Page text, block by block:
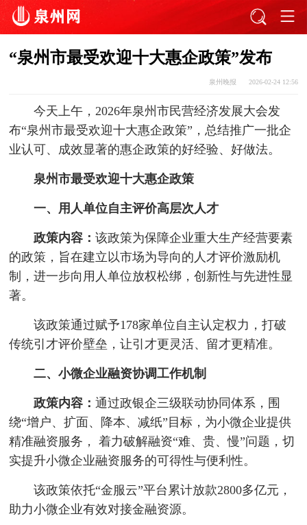
“泉州市最受欢迎十大惠企政策”发布
泉州晚报 2026-02-24 12:56
今天上午，2026年泉州市民营经济发展大会发
布“泉州市最受欢迎十大惠企政策”，总结推广一批企
业认可、成效显著的惠企政策的好经验、好做法。
泉州市最受欢迎十大惠企政策
一、用人单位自主评价高层次人才
政策内容： 该政策为保障企业重大生产经营要素
的政策，旨在建立以市场为导向的人才评价激励机
制，进一步向用人单位放权松绑，创新性与先进性显
著。
该政策通过赋予178家单位自主认定权力，打破
传统引才评价壁垒，让引才更灵活、留才更精准。
二、小微企业融资协调工作机制
政策内容： 通过政银企三级联动协同体系，围
绕“增户、扩面、降本、减纸”目标，为小微企业提供
精准融资服务， 着力破解融资“难、贵、慢”问题，切
实提升小微企业融资服务的可得性与便利性。
该政策依托“金服云”平台累计放款2800多亿元，
助力小微企业有效对接金融资源。